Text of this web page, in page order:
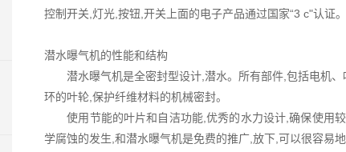
控制开关,灯光,按钮,开关上面的电子产品通过国家“3 c"认证。
潜水曝气机的性能和结构
潜水曝气机是全密封型设计,潜水。所有部件,包括电机、
环的叶轮,保护纤维材料的机械密封。
使用节能的叶片和自洁功能,优秀的水力设计,确保使用较
学腐蚀的发生,和潜水曝气机是免费的推广,放下,可以很容易